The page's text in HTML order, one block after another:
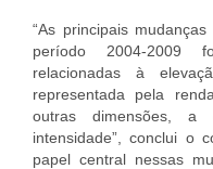
“As principais
período 2004-2009
relacionadas à
representada pela
outras dimensões,
intensidade”, conclui o
papel central nessas